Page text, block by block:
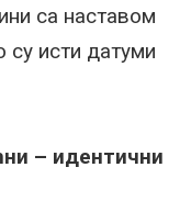
са наставом
су исти датуми
– идентични